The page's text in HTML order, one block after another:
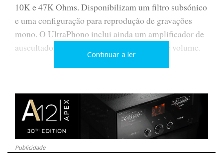
10K e 47K Ohms. Disponibilizam um filtro subsónico
e uma configuração para reprodução de gravações
mono. O UltraPhono inclui ainda um amplificador de
auscultadores em Classe A com controlo de volume.
https://www.ajasom.net/marcas/mofi-electronics
Nota: texto da responsabilidade de Ajasom
Continuar a ler
Publicidade